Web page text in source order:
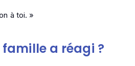
à toi. »
a réagi ?